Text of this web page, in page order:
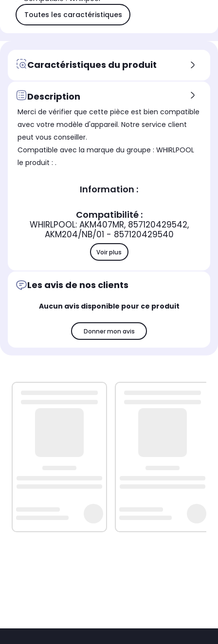
Toutes les caractéristiques
Caractéristiques du produit
Description
Merci de vérifier que cette pièce est bien compatible
avec votre modèle d'appareil. Notre service client
peut vous conseiller.
Compatible avec la marque du groupe : WHIRLPOOL
le produit : .
Information :
Compatibilité :
WHIRLPOOL: AKM407MR, 857120429542,
AKM204/NB/01 - 857120429540
Voir plus
Les avis de nos clients
Aucun avis disponible pour ce produit
Donner mon avis